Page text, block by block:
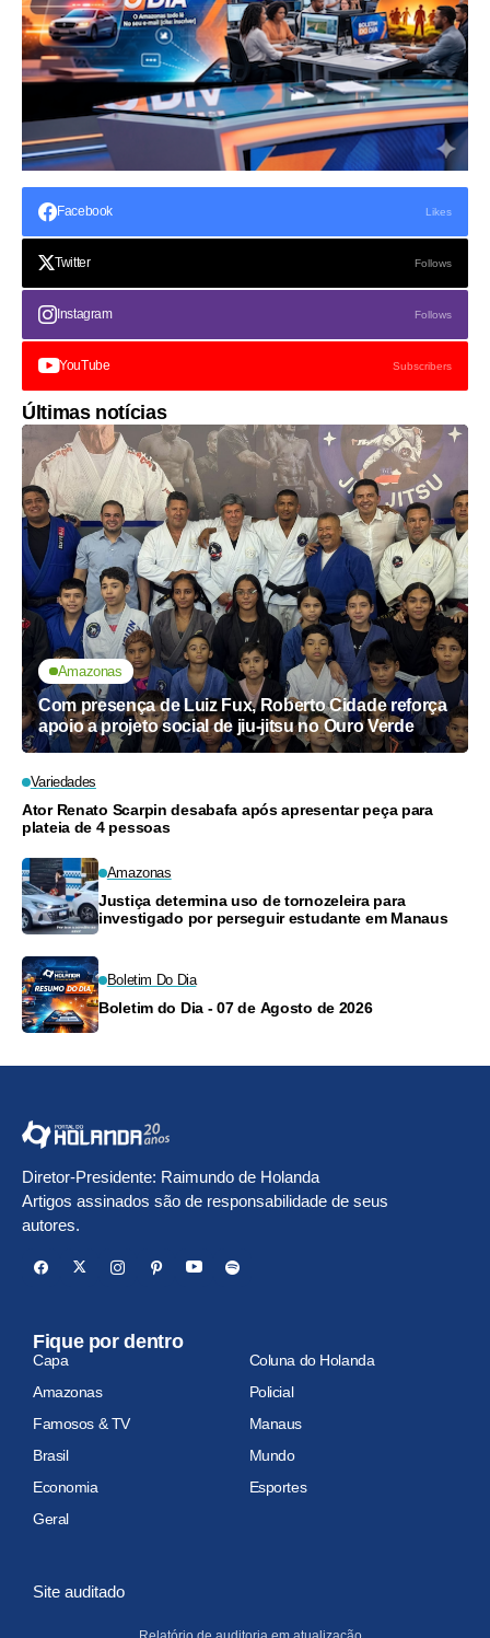
Facebook Likes
Twitter Follows
Instagram Follows
YouTube Subscribers
Últimas notícias
Amazonas
Com presença de Luiz Fux, Roberto Cidade reforça
apoio a projeto social de jiu-jitsu no Ouro Verde
Variedades
Ator Renato Scarpin desabafa após apresentar peça para
plateia de 4 pessoas
Amazonas
Justiça determina uso de tornozeleira para
investigado por perseguir estudante em Manaus
Boletim Do Dia
Boletim do Dia - 07 de Agosto de 2026
Diretor-Presidente: Raimundo de Holanda
Artigos assinados são de responsabilidade de seus
autores.
Fique por dentro
Capa
Coluna do Holanda
Amazonas
Policial
Famosos & TV
Manaus
Brasil
Mundo
Economia
Esportes
Geral
Site auditado